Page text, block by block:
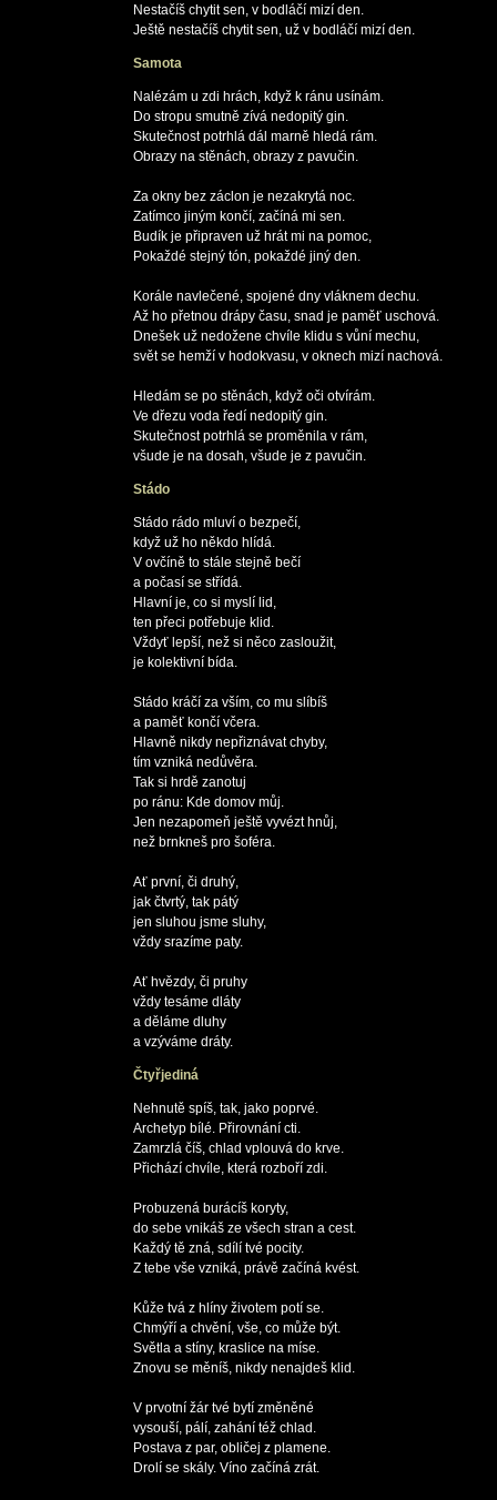
Nestačíš chytit sen, v bodláčí mizí den.
Samota
Nalézám u zdi hrách, když k ránu usínám.
Do stropu smutně zívá nedopitý gin.
Skutečnost potrhlá dál marně hledá rám.
Obrazy na stěnách, obrazy z pavučin.
Za okny bez záclon je nezakrytá noc.
Zatímco jiným končí, začíná mi sen.
Budík je připraven už hrát mi na pomoc,
Pokaždé stejný tón, pokaždé jiný den.
Korále navlečené, spojené dny vláknem dechu.
Až ho přetnou drápy času, snad je paměť uschová.
Dnešek už nedožene chvíle klidu s vůní mechu,
svět se hemží v hodokvasu, v oknech mizí nachová.
Hledám se po stěnách, když oči otvírám.
Ve dřezu voda ředí nedopitý gin.
Skutečnost potrhlá se proměnila v rám,
Stádo
Stádo rádo mluví o bezpečí,
když už ho někdo hlídá.
V ovčíně to stále stejně bečí
a počasí se střídá.
Hlavní je, co si myslí lid,
ten přeci potřebuje klid.
Vždyť lepší, než si něco zasloužit,
je kolektivní bída.
Stádo kráčí za vším, co mu slíbíš
a paměť končí včera.
Hlavně nikdy nepřiznávat chyby,
tím vzniká nedůvěra.
Tak si hrdě zanotuj
po ránu: Kde domov můj.
Jen nezapomeň ještě vyvézt hnůj,
než brnkneš pro šoféra.
Ať první, či druhý,
jak čtvrtý, tak pátý
jen sluhou jsme sluhy,
vždy srazíme paty.
Ať hvězdy, či pruhy
vždy tesáme dláty
a děláme dluhy
Čtyřjediná
Nehnutě spíš, tak, jako poprvé.
Archetyp bílé. Přirovnání cti.
Zamrzlá číš, chlad vplouvá do krve.
Přichází chvíle, která rozboří zdi.
Probuzená burácíš koryty,
do sebe vnikáš ze všech stran a cest.
Každý tě zná, sdílí tvé pocity.
Z tebe vše vzniká, právě začíná kvést.
Kůže tvá z hlíny životem potí se.
Chmýří a chvění, vše, co může být.
Světla a stíny, kraslice na míse.
Znovu se měníš, nikdy nenajdeš klid.
V prvotní žár tvé bytí změněné
vysouší, pálí, zahání též chlad.
Postava z par, obličej z plamene.
Drolí se skály. Víno začíná zrát.